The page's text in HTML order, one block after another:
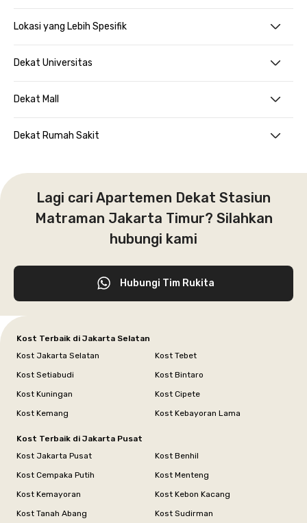
Lokasi yang Lebih Spesifik
Dekat Universitas
Dekat Mall
Dekat Rumah Sakit
Lagi cari Apartemen Dekat Stasiun
Matraman Jakarta Timur? Silahkan
hubungi kami
Hubungi Tim Rukita
Kost Terbaik di Jakarta Selatan
Kost Jakarta Selatan
Kost Tebet
Kost Setiabudi
Kost Bintaro
Kost Kuningan
Kost Cipete
Kost Kemang
Kost Kebayoran Lama
Kost Terbaik di Jakarta Pusat
Kost Jakarta Pusat
Kost Benhil
Kost Cempaka Putih
Kost Menteng
Kost Kemayoran
Kost Kebon Kacang
Kost Tanah Abang
Kost Sudirman